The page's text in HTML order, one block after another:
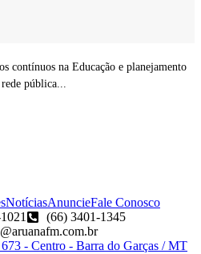
contínuos na Educação e planejamento
pública...
NotíciasAnuncieFale Conosco
(66) 3401-1345
- Centro - Barra do Garças / MT